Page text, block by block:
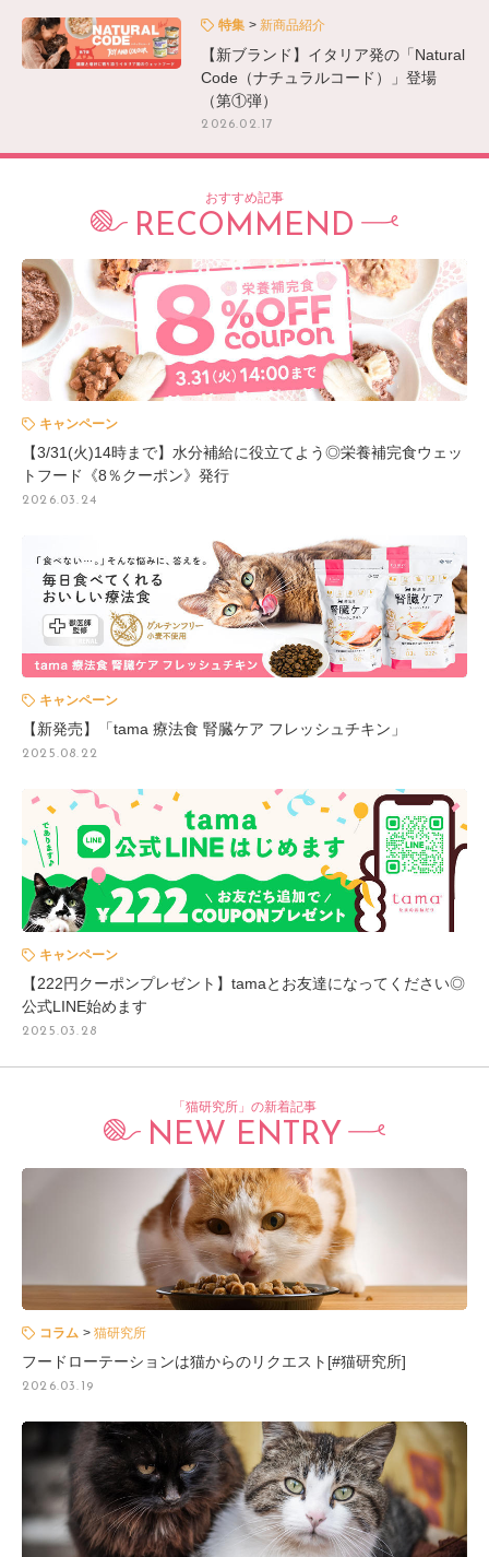
特集 新商品紹介
【新ブランド】イタリア発の「Natural
Code（ナチュラルコード）」登場
（第①弾）
2026.02.17
おすすめ記事
RECOMMEND
キャンペーン
【3/31(火)14時まで】水分補給に役立てよう◎栄養補完食ウェッ
トフード《8％クーポン》発行
2026.03.24
キャンペーン
【新発売】「tama 療法食 腎臓ケア フレッシュチキン」
2025.08.22
キャンペーン
【222円クーポンプレゼント】tamaとお友達になってください◎
公式LINE始めます
2025.03.28
「猫研究所」の新着記事
NEW ENTRY
コラム 猫研究所
フードローテーションは猫からのリクエスト[#猫研究所]
2026.03.19